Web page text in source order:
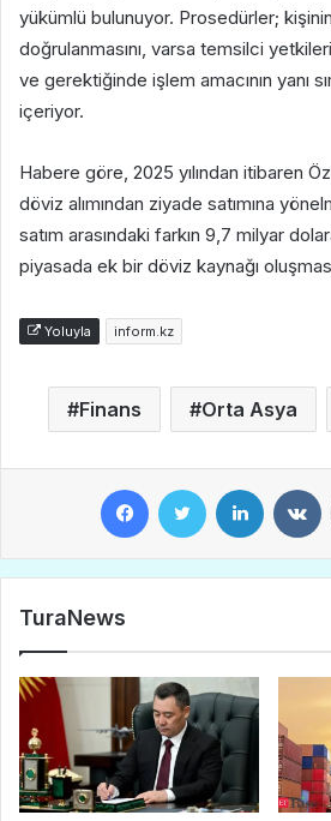
yükümlü bulunuyor. Prosedürler;
doğrulanmasını, varsa temsilci
ve gerektiğinde işlem amacının yanı
içeriyor.
Habere göre, 2025 yılından itibaren
döviz alımından ziyade satımına
satım arasındaki farkın 9,7 milyar
piyasada ek bir döviz kaynağı
Yoluyla inform.kz
Finans Orta Asya
TuraNews